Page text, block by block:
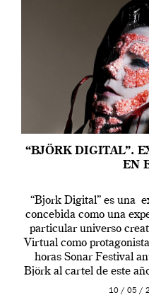
“BJÖRK DIGITAL”.
EN
“Bjork Digital” es una
concebida como una
particular universo
Virtual como
horas Sonar Festival
Björk al cartel de este
en una de las10 / 05 /